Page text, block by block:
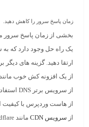
زمان پاسخ سرور را کاهش دهید.
بخشی از زمان پاسخ سرور
یک راه حل وجود دارد که به
ارتقا دهید. گزینه های
از یک افزونه کش خوب
از سرویس برتر DNS استفاده کنید .
از هاست وردپرس با کیفیت
از سرویس CDN